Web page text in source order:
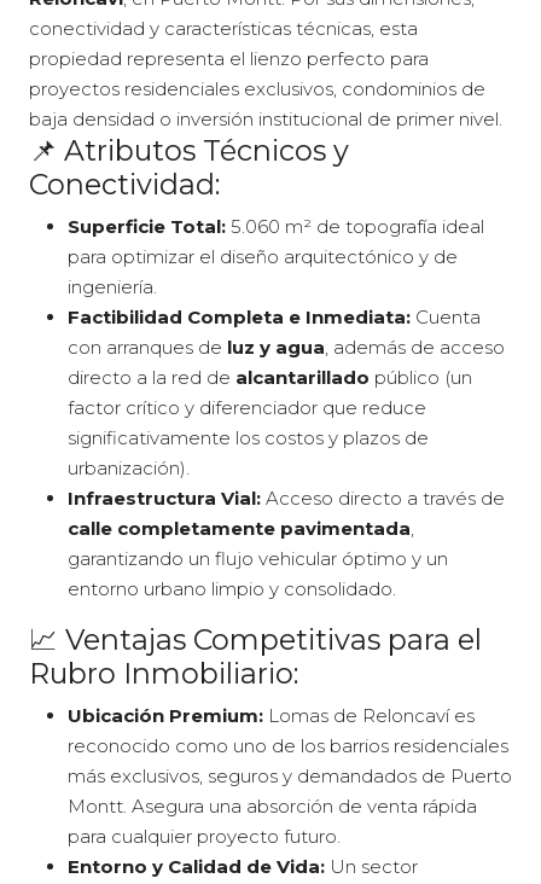
conectividad y características técnicas, esta
propiedad representa el lienzo perfecto para
proyectos residenciales exclusivos, condominios de
baja densidad o inversión institucional de primer nivel.
📌 Atributos Técnicos y
Conectividad:
Superficie Total: 5.060 m² de topografía ideal
para optimizar el diseño arquitectónico y de
ingeniería.
Factibilidad Completa e Inmediata: Cuenta
con arranques de luz y agua, además de acceso
directo a la red de alcantarillado público (un
factor crítico y diferenciador que reduce
significativamente los costos y plazos de
urbanización).
Infraestructura Vial: Acceso directo a través de
calle completamente pavimentada,
garantizando un flujo vehicular óptimo y un
entorno urbano limpio y consolidado.
📈 Ventajas Competitivas para el
Rubro Inmobiliario:
Ubicación Premium: Lomas de Reloncaví es
reconocido como uno de los barrios residenciales
más exclusivos, seguros y demandados de Puerto
Montt. Asegura una absorción de venta rápida
para cualquier proyecto futuro.
Entorno y Calidad de Vida: Un sector